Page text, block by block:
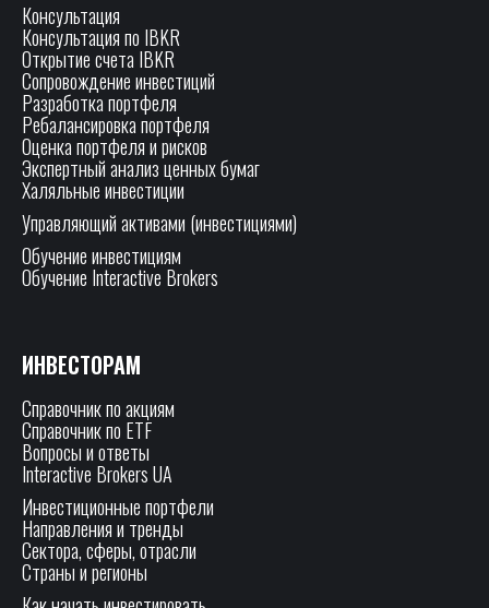
Консультация
Консультация по IBKR
Открытие счета IBKR
Сопровождение инвестиций
Разработка портфеля
Ребалансировка портфеля
Оценка портфеля и рисков
Экспертный анализ ценных бумаг
Халяльные инвестиции
Управляющий активами (инвестициями)
Обучение инвестициям
Обучение Interactive Brokers
ИНВЕСТОРАМ
Справочник по акциям
Справочник по ETF
Вопросы и ответы
Interactive Brokers UA
Инвестиционные портфели
Направления и тренды
Сектора, сферы, отрасли
Страны и регионы